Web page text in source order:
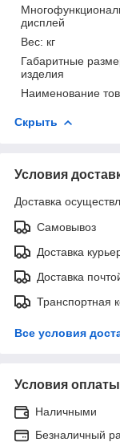
дисплей
Вес: кг
Габаритные
изделия
Наименование
Скрыть
Условия
Доставка
Самовывоз
Доставка
Доставка
Транспортная
Все условия
Условия оплаты
Наличными
Безналичный